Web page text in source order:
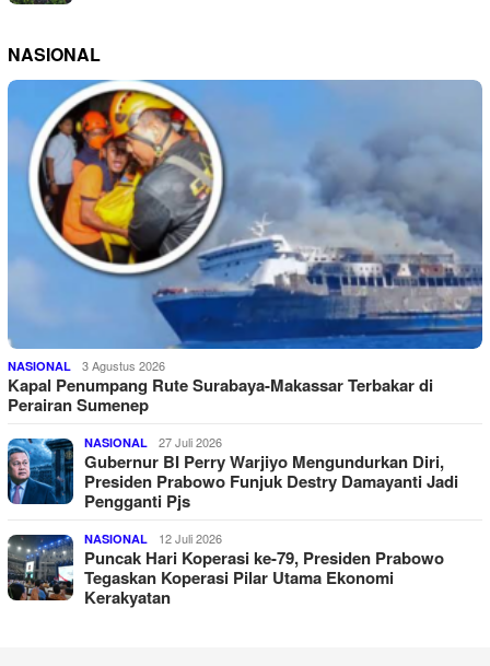
NASIONAL
NASIONAL 3 Agustus 2026
Kapal Penumpang Rute Surabaya-Makassar Terbakar di
Perairan Sumenep
NASIONAL 27 Juli 2026
Gubernur BI Perry Warjiyo Mengundurkan Diri,
Presiden Prabowo Funjuk Destry Damayanti Jadi
Pengganti Pjs
NASIONAL 12 Juli 2026
Puncak Hari Koperasi ke-79, Presiden Prabowo
Tegaskan Koperasi Pilar Utama Ekonomi
Kerakyatan